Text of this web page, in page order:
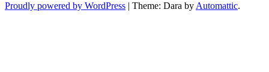
Proudly powered by WordPress | Theme: Dara by Automattic.